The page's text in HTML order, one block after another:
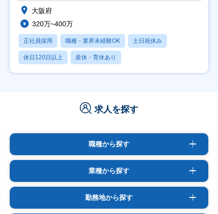
大阪府
320万~400万
正社員採用 職種・業界未経験OK 土日祝休み
休日120日以上 産休・育休あり
求人を探す
職種から探す
業種から探す
勤務地から探す